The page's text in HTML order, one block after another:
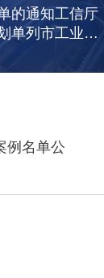
的通知工信厅
单列市工业和
例名单公